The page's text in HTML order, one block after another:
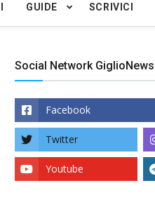
GUIDE SCRIVICI
Social Network GiglioNews
Facebook
Twitter
Youtube